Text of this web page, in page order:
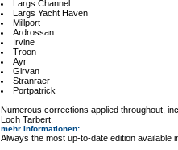
Largs Channel
Largs Yacht Haven
Millport
Ardrossan
Irvine
Troon
Ayr
Girvan
Stranraer
Portpatrick
Numerous corrections applied throughout,
Loch Tarbert.
mehr Informationen:
Always the most up-to-date edition